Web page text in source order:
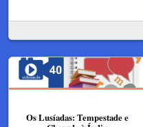
Os Lusíadas: Tempestade e